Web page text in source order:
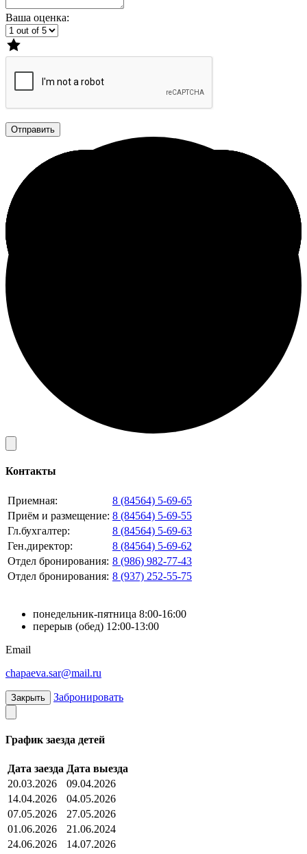
Ваша оценка:
Отправить
Контакты
Приемная:
8 (84564) 5-69-65
Приём и размещение: 8 (84564) 5-69-55
Гл.бухгалтер:
8 (84564) 5-69-63
Ген.директор:
8 (84564) 5-69-62
Отдел бронирования: 8 (986) 982-77-43
Отдел бронирования: 8 (937) 252-55-75
понедельник-пятница 8:00-16:00
перерыв (обед) 12:00-13:00
Email
chapaeva.sar@mail.ru
Закрыть Забронировать
График заезда детей
Дата заезда Дата выезда
20.03.2026
09.04.2026
14.04.2026
04.05.2026
07.05.2026
27.05.2026
01.06.2026
21.06.2024
24.06.2026
14.07.2026